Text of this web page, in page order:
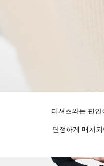
티셔츠와는 편
단정하게 매치